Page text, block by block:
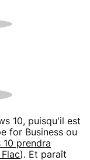
10, puisqu'il est
for Business ou
10 prendra
). Et paraît